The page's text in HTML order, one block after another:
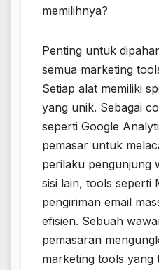
memilihnya?
Penting untuk
semua marketing
Setiap alat memiliki
yang unik. Sebagai
seperti Google
pemasar untuk
perilaku pengunjung
sisi lain, tools seperti
pengiriman email
efisien. Sebuah
pemasaran
marketing tools yang